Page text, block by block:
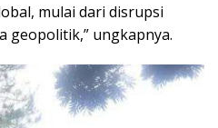
mulai dari disrupsi
geopolitik,” ungkapnya.